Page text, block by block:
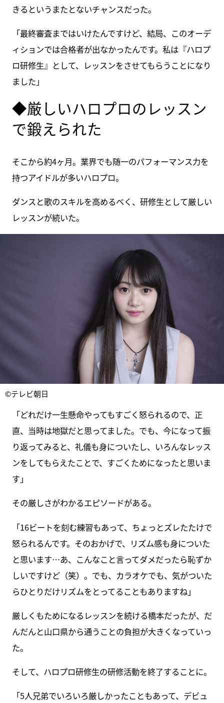
きるというまたとないチャンスだった。
「最終審査まではいけたんですけど、結局、このオーデ
ィションでは合格者が出なかったんです。私は『ハロプ
ロ研修生』として、レッスンをさせてもらうことになり
ました」
◆厳しいハロプロのレッスン
で鍛えられた
そこから約4ヶ月。業界でも随一のパフォーマンス力を
持つアイドルが多いハロプロ。
ダンスと歌のスキルを高めるべく、研修生として厳しい
レッスンが続いた。
©テレビ朝日
「どれだけ一生懸命やってもすごく怒られるので、正
直、当時は地獄だと思ってました。でも、今になって振
り返ってみると、礼儀も身についたし、いろんなレッス
ンをしてもらえたことで、すごくためになったと思いま
す」
その厳しさがわかるエピソードがある。
「16ビートを刻む練習もあって、ちょっとズレたたけで
怒られるんです。そのおかげで、リズム感も身についた
と思います…あ、こんなこと言ってダメだったら恥ずか
しいですけど（笑）。でも、カラオケでも、気がついた
らひとりだけリズムをとってることもありますね」
厳しくもためになるレッスンを続ける橋本だったが、だ
んだんと山口県から通うことの負担が大きくなっていっ
た。
そして、ハロプロ研修生の研修活動を終了することに。
「5人兄弟でいろいろ厳しかったこともあって、デビュ